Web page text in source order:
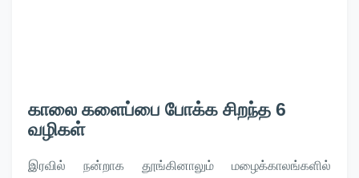
காலை களைப்பை போக்க சிறந்த 6
வழிகள்
இரவில் நன்றாக தூங்கினாலும் மழைக்காலங்களில்